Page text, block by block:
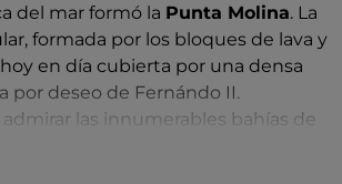
del mar formó la Punta Molina. La
formada por los bloques de lava y
en día cubierta por una densa
por deseo de Fernándo II.
admirar las innumerables bahías de